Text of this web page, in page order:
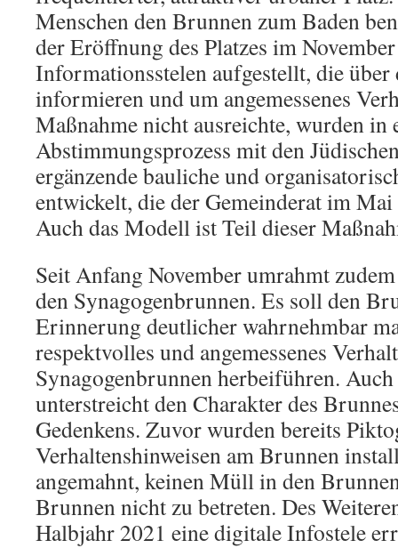
Menschen den Brunnen zum Baden
der Eröffnung des Platzes im
Informationsstelen aufgestellt, die
informieren und um angemessenes
Maßnahme nicht ausreichte, wurden in
Abstimmungsprozess mit den
ergänzende bauliche und
entwickelt, die der Gemeinderat im Mai
Auch das Modell ist Teil dieser
Seit Anfang November umrahmt
den Synagogenbrunnen. Es soll den
Erinnerung deutlicher wahrnehmbar
respektvolles und angemessenes
Synagogenbrunnen herbeiführen.
unterstreicht den Charakter des
Gedenkens. Zuvor wurden bereits
Verhaltenshinweisen am Brunnen
angemahnt, keinen Müll in den
Brunnen nicht zu betreten. Des
Halbjahr 2021 eine digitale Infostele